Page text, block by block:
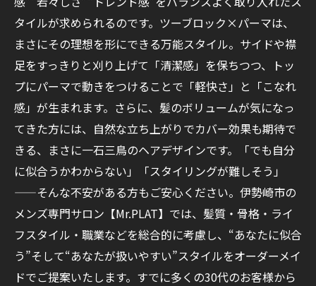
タイルが求められるのです。ツーブロック×パーマは、
まさにその理想を形にできる万能スタイル。サイドや襟
足をすっきりと刈り上げて「清潔感」を保ちつつ、トッ
プにパーマで動きをつけることで「軽快さ」と「こなれ
感」が生まれます。さらに、髪のボリュームが気になっ
てきた方には、自然な立ち上がりでカバー効果も期待で
きる、まさに一石三鳥のヘアデザインです。「でも自分
に似合うかわからない」「スタイリングが難しそう」
——そんな不安がある方もご安心ください。伊勢崎市の
メンズ専門サロン【Mr.PLAT】では、髪質・骨格・ライ
フスタイル・職業などを総合的に考慮し、“あなたに似合
う”そして“あなたが扱いやすい”スタイルをオーダーメイ
ドでご提案いたします。すでに多くの30代のお客様から